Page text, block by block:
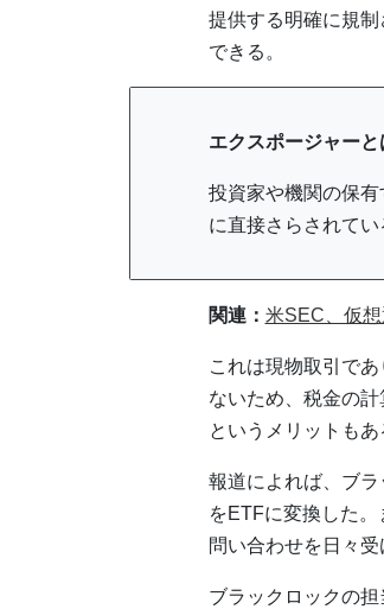
提供する明確に規
できる。
エクスポージャーと
投資家や機関の保
に直接さらされてい
関連： 米SEC、仮
これは現物取引で
ないため、税金の
というメリットもあ
報道によれば、ブ
をETFに変換した
問い合わせを日々受
ブラックロックの